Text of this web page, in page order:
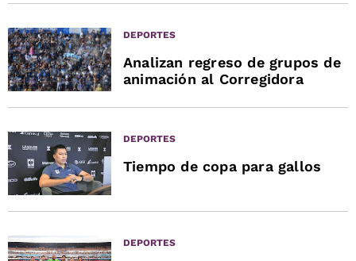
DEPORTES
Analizan regreso de grupos de
animación al Corregidora
DEPORTES
Tiempo de copa para gallos
DEPORTES